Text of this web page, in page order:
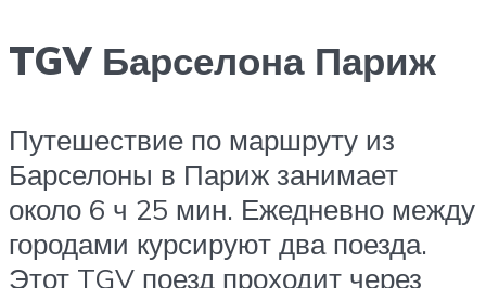
TGV Барселона Париж
Путешествие по маршруту из
Барселоны в Париж занимает
около 6 ч 25 мин. Ежедневно между
городами курсируют два поезда.
Этот TGV поезд проходит через